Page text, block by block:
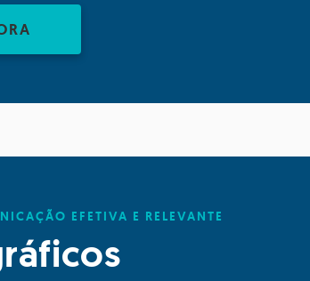
EFETIVA E RELEVANTE